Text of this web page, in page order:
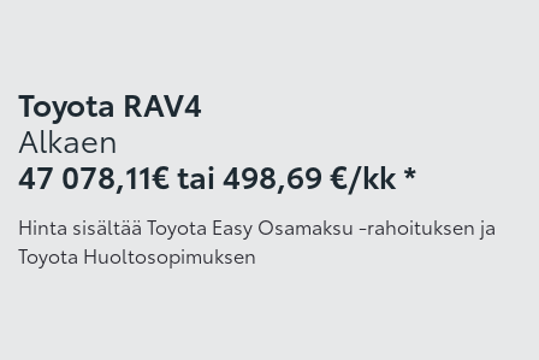
Toyota RAV4
Alkaen
47 078,11€tai498,69 €/kk *
Hinta sisältää Toyota Easy Osamaksu -rahoituksen ja
Toyota Huoltosopimuksen